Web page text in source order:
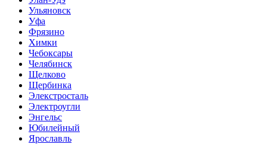
Ульяновск
Уфа
Фрязино
Химки
Чебоксары
Челябинск
Щелково
Щербинка
Элекстросталь
Электроугли
Энгельс
Юбилейный
Ярославль